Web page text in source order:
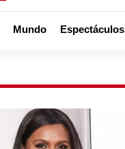
Mundo Espectáculos